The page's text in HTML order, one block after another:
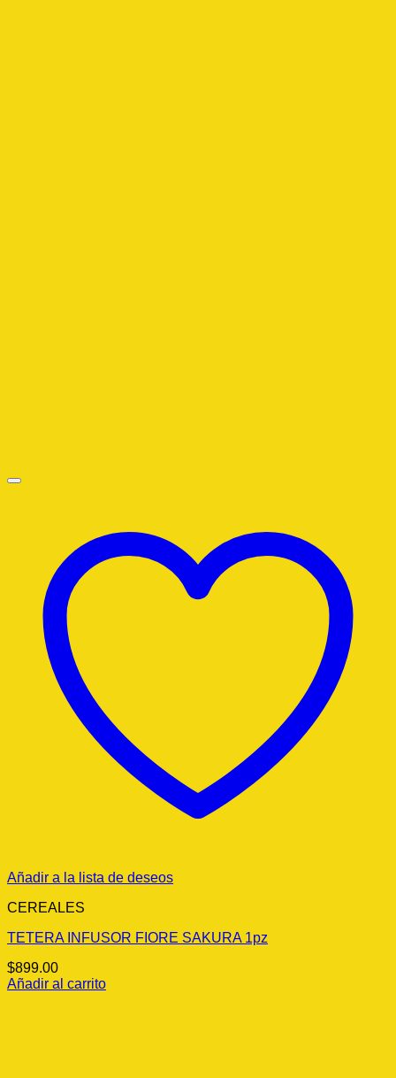
Añadir a la lista de deseos
CEREALES
TETERA INFUSOR FIORE SAKURA 1pz
$899.00
Añadir al carrito